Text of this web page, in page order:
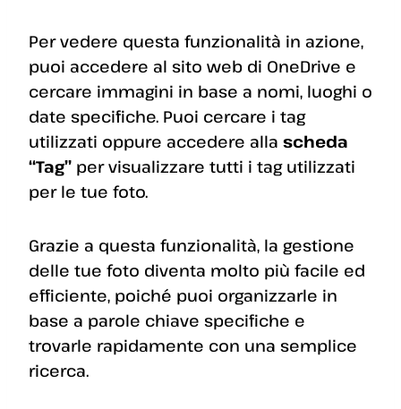
Per vedere questa funzionalità in azione,
puoi accedere al sito web di OneDrive e
cercare immagini in base a nomi, luoghi o
date specifiche. Puoi cercare i tag
utilizzati oppure accedere alla scheda
“Tag” per visualizzare tutti i tag utilizzati
per le tue foto.
Grazie a questa funzionalità, la gestione
delle tue foto diventa molto più facile ed
efficiente, poiché puoi organizzarle in
base a parole chiave specifiche e
trovarle rapidamente con una semplice
ricerca.